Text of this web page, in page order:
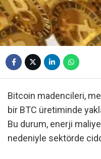
Bitcoin madencileri,
bir BTC üretiminde
Bu durum, enerji
nedeniyle sektörde